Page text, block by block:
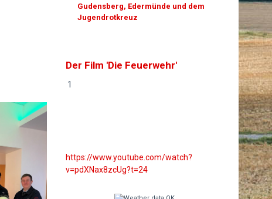
Gudensberg, Edermünde und dem
Jugendrotkreuz
Der Film 'Die Feuerwehr'
1
https://www.youtube.com/watch?
v=pdXNax8zcUg?t=24